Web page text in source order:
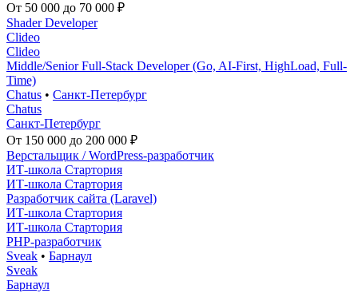
От 50 000 до 70 000 ₽
Shader Developer
Clideo
Clideo
Middle/Senior Full-Stack Developer (Go, AI-First, HighLoad, Full-
Time)
Chatus • Санкт-Петербург
Chatus
Санкт-Петербург
От 150 000 до 200 000 ₽
Верстальщик / WordPress-разработчик
ИТ-школа Стартория
ИТ-школа Стартория
Разработчик сайта (Laravel)
ИТ-школа Стартория
ИТ-школа Стартория
PHP-разработчик
Sveak • Барнаул
Sveak
Барнаул